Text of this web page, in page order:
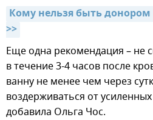
Кому нельзя быть донором
>>
Еще одна рекомендация – не
в течение 3-4 часов после
ванну не менее чем через
воздерживаться от
добавила Ольга Чос.